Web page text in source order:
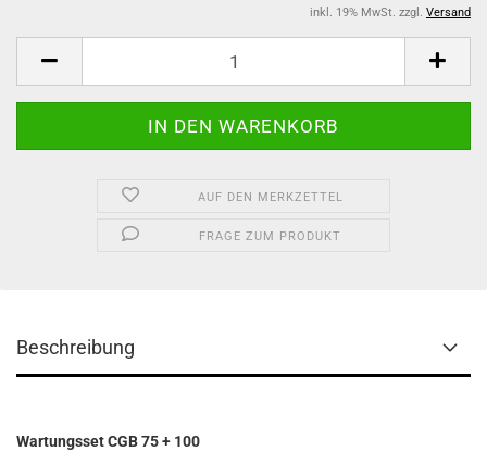
inkl. 19% MwSt. zzgl. Versand
AUF DEN MERKZETTEL
FRAGE ZUM PRODUKT
Beschreibung
Wartungsset CGB 75 + 100